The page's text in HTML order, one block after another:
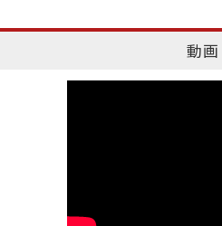
動画